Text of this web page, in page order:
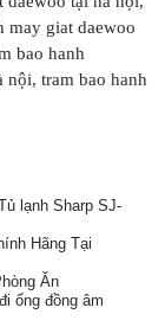
may giat daewoo
bao hanh
nội, tram bao hanh
lạnh Sharp SJ-
Hãng Tại
Ăn
ống đồng âm